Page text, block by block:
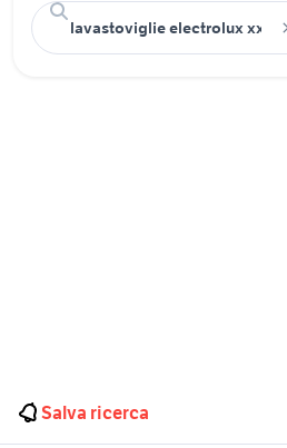
Salva ricerca